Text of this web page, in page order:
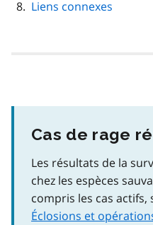
Liens connexes
Cas de rage
Les résultats de la
chez les espèces
compris les cas
Éclosions et